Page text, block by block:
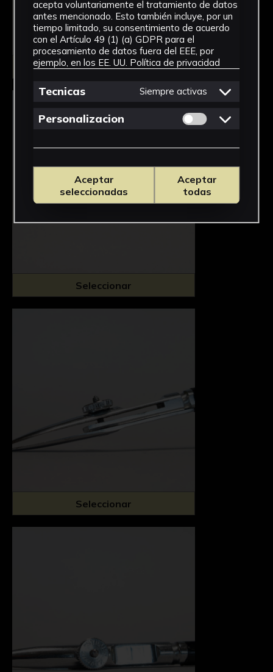
Seleccionar
Seleccionar
Seleccionar
acepta voluntariamente el tratamiento de datos
antes mencionado. Esto también incluye, por un
tiempo limitado, su consentimiento de acuerdo
con el Artículo 49 (1) (a) GDPR para el
procesamiento de datos fuera del EEE, por
ejemplo, en los EE. UU. Política de privacidad
Tecnicas Siempre activas
Personalizacion Permitir cookies
Aceptar
seleccionadas
Aceptar
todas